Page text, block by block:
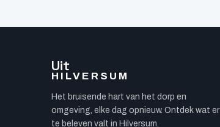
Uit
HILVERSUM
Het bruisende hart van het dorp en
omgeving, elke dag opnieuw. Ontdek wat er
te beleven valt in Hilversum.